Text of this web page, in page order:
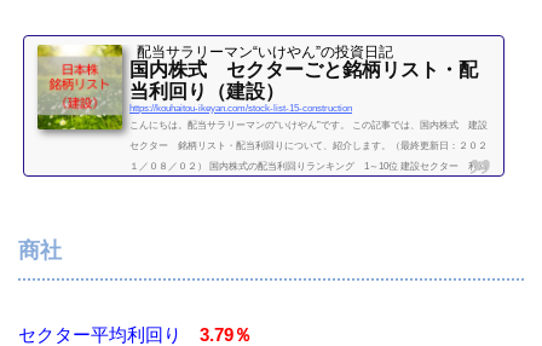
配当サラリーマン“いけやん”の投資日記 ​
国内株式 セクターごと銘柄リスト・配
当利回り（建設）
https://kouhaitou-ikeyan.com/stock-list-15-construction
こんにちは。配当サラリーマンの“いけやん”です。 この記事では、国内株式 建設
セクター 銘柄リスト・配当利回りについて、紹介します。（最終更新日：２０２
１／０８／０２） 国内株式の配当利回りランキング 1～10位 建設セクター 利回
続きを読む
商社
セクター平均利回り 3.79％